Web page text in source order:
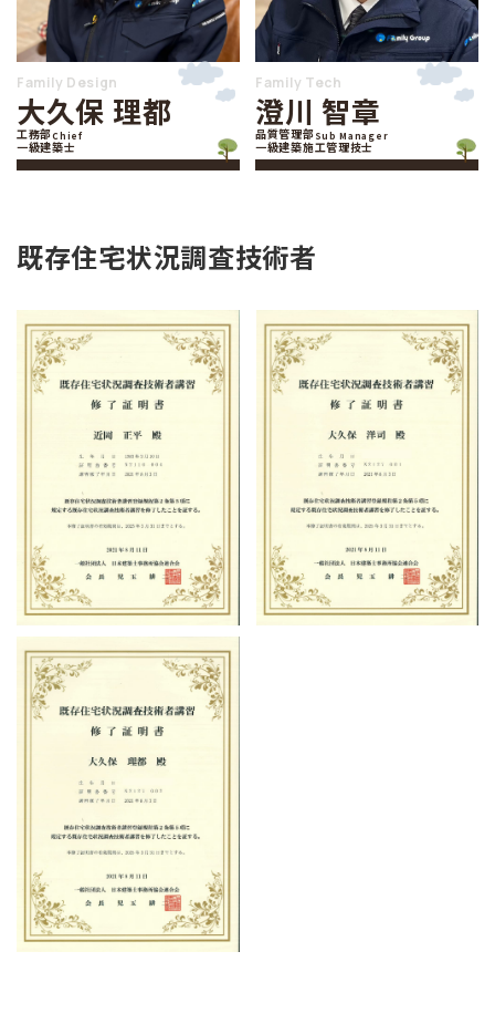
Family Design
大久保 理都
工務部Chief
一級建築士
Family Tech
澄川 智章
品質管理部Sub Manager
一級建築施工管理技士
既存住宅状況調査技術者